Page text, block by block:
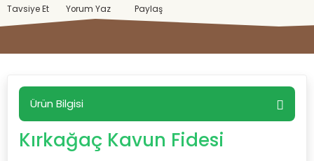
Tavsiye Et Yorum Yaz Paylaş
Ürün Bilgisi
Kırkağaç Kavun Fidesi